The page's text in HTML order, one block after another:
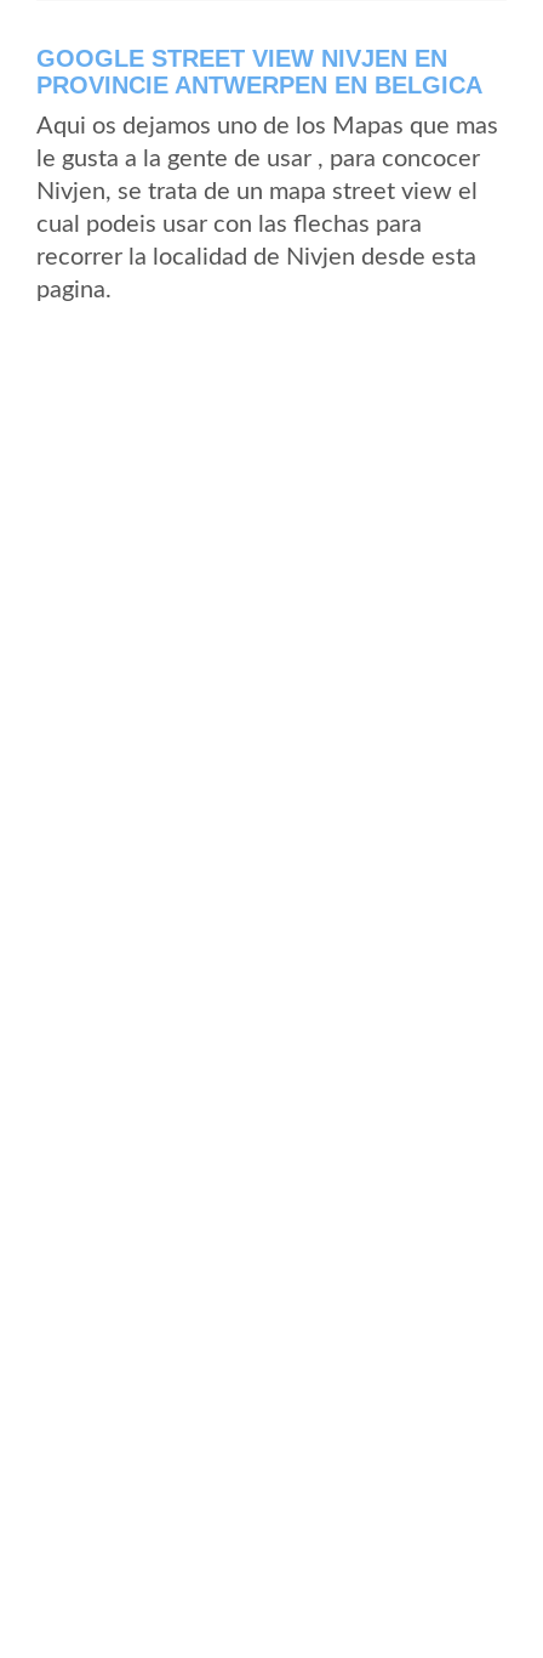
GOOGLE STREET VIEW NIVJEN EN
PROVINCIE ANTWERPEN EN BELGICA
Aqui os dejamos uno de los Mapas que mas
le gusta a la gente de usar , para concocer
Nivjen, se trata de un mapa street view el
cual podeis usar con las flechas para
recorrer la localidad de Nivjen desde esta
pagina.